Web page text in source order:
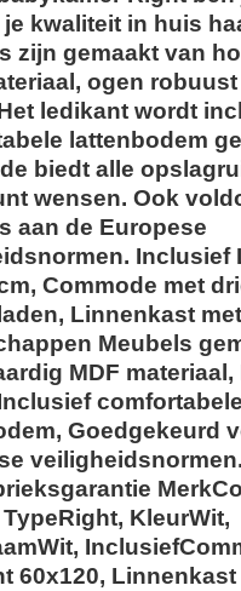
kwaliteit in huis
zijn gemaakt van
ogen
ledikant wordt
lattenbodem
biedt alle
wensen. Ook
aan de Europese
Inclusief
Commode met
Linnenkast
Meubels
MDF
comfortabele
Goedgekeurd
KleurWit,
60x120, Linnenkast